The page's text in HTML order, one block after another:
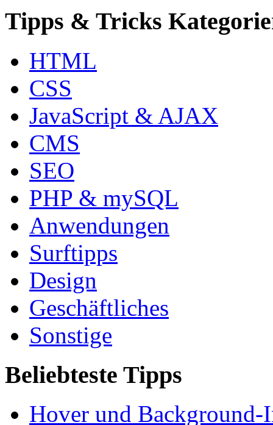
Tipps & Tricks
HTML
CSS
JavaScript & AJAX
CMS
SEO
PHP & mySQL
Anwendungen
Surftipps
Design
Geschäftliches
Sonstige
Beliebteste Tipps
Hover und Background-